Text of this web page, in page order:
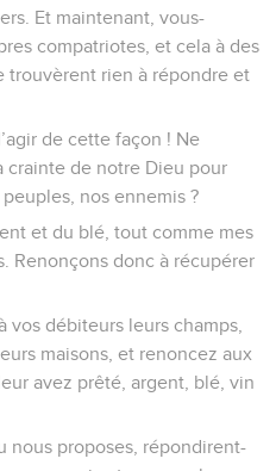
Et maintenant, vous-
compatriotes, et cela à des
trouvèrent rien à répondre et
de cette façon ! Ne
crainte de notre Dieu pour
nos ennemis ?
et du blé, tout comme mes
Renonçons donc à récupérer
vos débiteurs leurs champs,
maisons, et renoncez aux
avez prêté, argent, blé, vin
nous proposes, répondirent-